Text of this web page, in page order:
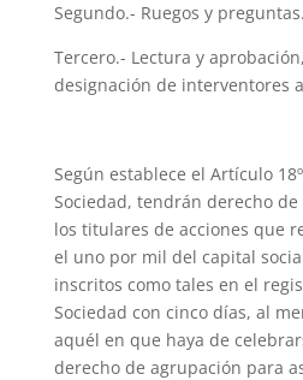
Segundo.- Ruegos y preguntas.
Tercero.- Lectura y
designación de interventores
Según establece el Artículo
Sociedad, tendrán derecho de
los titulares de acciones que
el uno por mil del capital
inscritos como tales en el
Sociedad con cinco días, al
aquél en que haya de
derecho de agrupación para